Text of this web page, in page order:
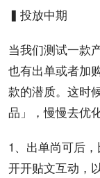
▍投放中期
当我们测试一款
也有出单或者加
款的潜质。这时
品」，慢慢去优
1、出单尚可后
开开贴文互动，